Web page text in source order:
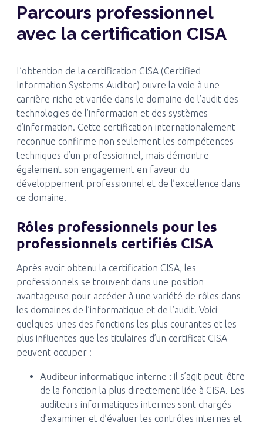
Parcours professionnel
avec la certification CISA
L’obtention de la certification CISA (Certified
Information Systems Auditor) ouvre la voie à une
carrière riche et variée dans le domaine de l’audit des
technologies de l’information et des systèmes
d’information. Cette certification internationalement
reconnue confirme non seulement les compétences
techniques d’un professionnel, mais démontre
également son engagement en faveur du
développement professionnel et de l’excellence dans
ce domaine.
Rôles professionnels pour les
professionnels certifiés CISA
Après avoir obtenu la certification CISA, les
professionnels se trouvent dans une position
avantageuse pour accéder à une variété de rôles dans
les domaines de l’informatique et de l’audit. Voici
quelques-unes des fonctions les plus courantes et les
plus influentes que les titulaires d’un certificat CISA
peuvent occuper :
Auditeur informatique interne : il s’agit peut-être
de la fonction la plus directement liée à CISA. Les
auditeurs informatiques internes sont chargés
d’examiner et d’évaluer les contrôles internes et